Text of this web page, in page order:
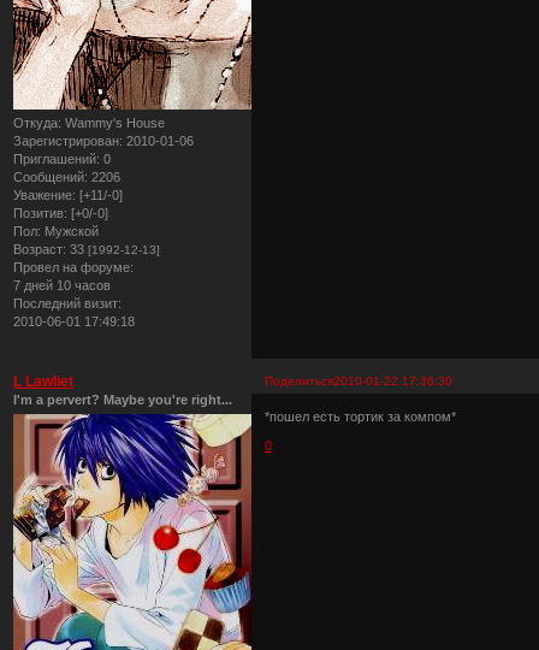
Откуда: Wammy's House
Зарегистрирован: 2010-01-06
Приглашений: 0
Сообщений: 2206
Уважение: [+11/-0]
Позитив: [+0/-0]
Пол: Мужской
Возраст: 33 [1992-12-13]
Провел на форуме:
7 дней 10 часов
Последний визит:
2010-06-01 17:49:18
Поделиться2010-01-22 17:36:30
L Lawliet
I'm a pervert? Maybe you're right...
*пошел есть тортик за компом*
0